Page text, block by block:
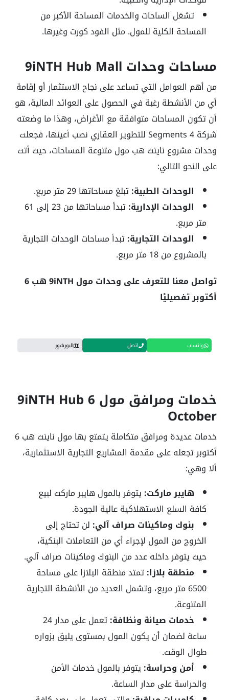
تشغل الساحات والخدمات المساحة الأكبر من
المساحة الكلية للمول. مثل الفود كورت وغيرها.
مساحات وحدات 9iNTH Hub Mall
من أهم العوامل التي تساعد على نجاح الاستثمار أو إقامة
أي من الأنشطة رغبة في الحصول على العوائد المالية، هو
أن تكون المساحات متوافقة مع الأغراض، وهذا ما وضعته
شركة Segments 4 للتطوير العقاري نصب أعينها، فجعلت
وحدات مشروع ناينث هب مول متنوعة المساحات، حيث أتت
على النحو التالي:
الوحدات الطبية:تبلغ مساحاتها 29 متر مربع.
الوحدات الإدارية:
تبدأ مساحاتها من 23 إلى 61
متر مربع.
الوحدات التجارية:تبدأ مساحات الوحدات التجارية
بالمشروع من 18 متر مربع.
تواصل معنا للتعرف على وحدات مول 9iNTH هب 6
أكتوبر تفصيليًا
واتساب اتصل البورشور
خدمات ومرافق مول 9iNTH Hub 6
October
خدمات عديدة ومرافق متكاملة يتمتع بها مول ناينث هب 6
أكتوبر تجعله على مقدمة المشاريع التجارية الاستثمارية،
ألا وهي:
هايبر ماركت:يتوفر بالمول هايبر ماركت لبيع
كافة السلع الاستهلاكية عالية الجودة.
بنوك وماكينات صراف آلي: لن تحتاج إلى
الخروج من المول لإجراء أي من التعاملات البنكية،
حيث يتوفر داخله عدد من البنوك وماكينات صراف آلي.
منطقة بلازا:تمتد منطقة البلازا على مساحة
6500 متر مربع، وتشمل العديد من الأنشطة التجارية
المتنوعة.
خدمات صيانة ونظافة:
تعمل على مدار 24
ساعة لضمان أن يكون المول بمستوى يليق بزواره
طوال الوقت.
أمن وحراسة:يتوفر بالمول خدمات الأمن
والحراسة على مدار الساعة.